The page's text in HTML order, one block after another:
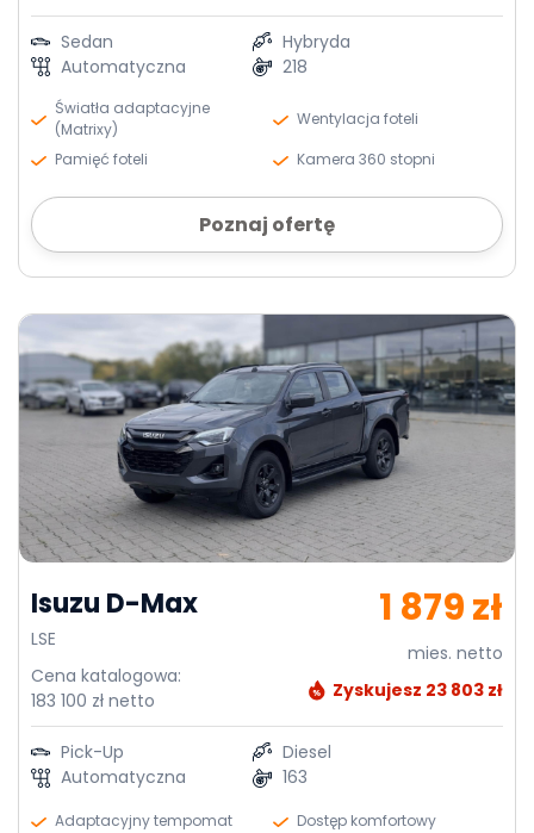
Sedan
Hybryda
Automatyczna
218
Światła adaptacyjne
(Matrixy)
Wentylacja foteli
Pamięć foteli
Kamera 360 stopni
Poznaj ofertę
Isuzu D-Max
LSE
Cena katalogowa:
183 100 zł netto
1 879 zł
mies. netto
Zyskujesz 23 803 zł
Pick-Up
Diesel
Automatyczna
163
Adaptacyjny tempomat
Dostęp komfortowy